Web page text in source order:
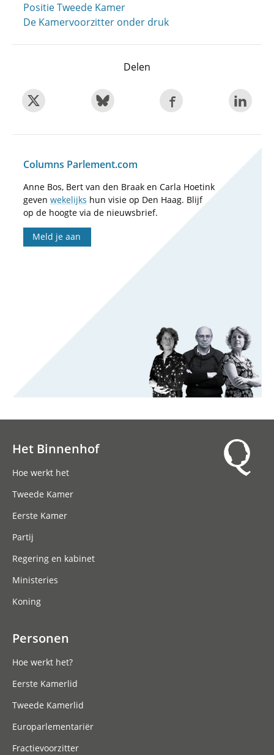
Positie Tweede Kamer
De Kamervoorzitter onder druk
Delen
Columns Parlement.com
Anne Bos, Bert van den Braak en Carla Hoetink
geven wekelijks hun visie op Den Haag. Blijf
op de hoogte via de nieuwsbrief.
Meld je aan
Het Binnenhof
Hoe werkt het
Tweede Kamer
Eerste Kamer
Partij
Regering en kabinet
Ministeries
Koning
Personen
Hoe werkt het?
Eerste Kamerlid
Tweede Kamerlid
Europarlementariër
Fractievoorzitter